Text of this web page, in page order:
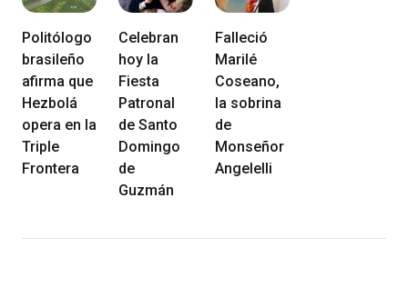
Politólogo
brasileño
afirma que
Hezbolá
opera en la
Triple
Frontera
Celebran
hoy la
Fiesta
Patronal
de Santo
Domingo
de
Guzmán
Falleció
Marilé
Coseano,
la sobrina
de
Monseñor
Angelelli